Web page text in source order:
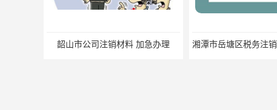
湘潭市岳塘区税务注销要求 加急办理